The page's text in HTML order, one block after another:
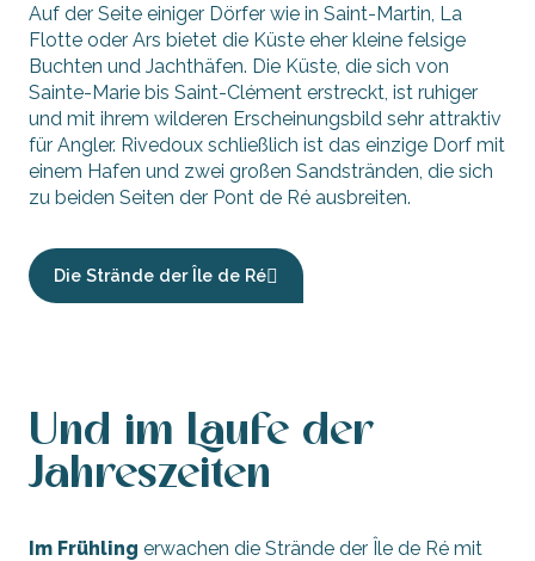
Auf der Seite einiger Dörfer wie in Saint-Martin, La
Flotte oder Ars bietet die Küste eher kleine felsige
Buchten und Jachthäfen. Die Küste, die sich von
Sainte-Marie bis Saint-Clément erstreckt, ist ruhiger
und mit ihrem wilderen Erscheinungsbild sehr attraktiv
für Angler. Rivedoux schließlich ist das einzige Dorf mit
einem Hafen und zwei großen Sandstränden, die sich
zu beiden Seiten der Pont de Ré ausbreiten.
Die Strände der Île de Ré
Und im Laufe der
Jahreszeiten
Im Frühling erwachen die Strände der Île de Ré mit